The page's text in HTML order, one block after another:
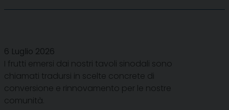
6 Luglio 2026
I frutti emersi dai nostri tavoli sinodali sono
chiamati tradursi in scelte concrete di
conversione e rinnovamento per le nostre
comunità.